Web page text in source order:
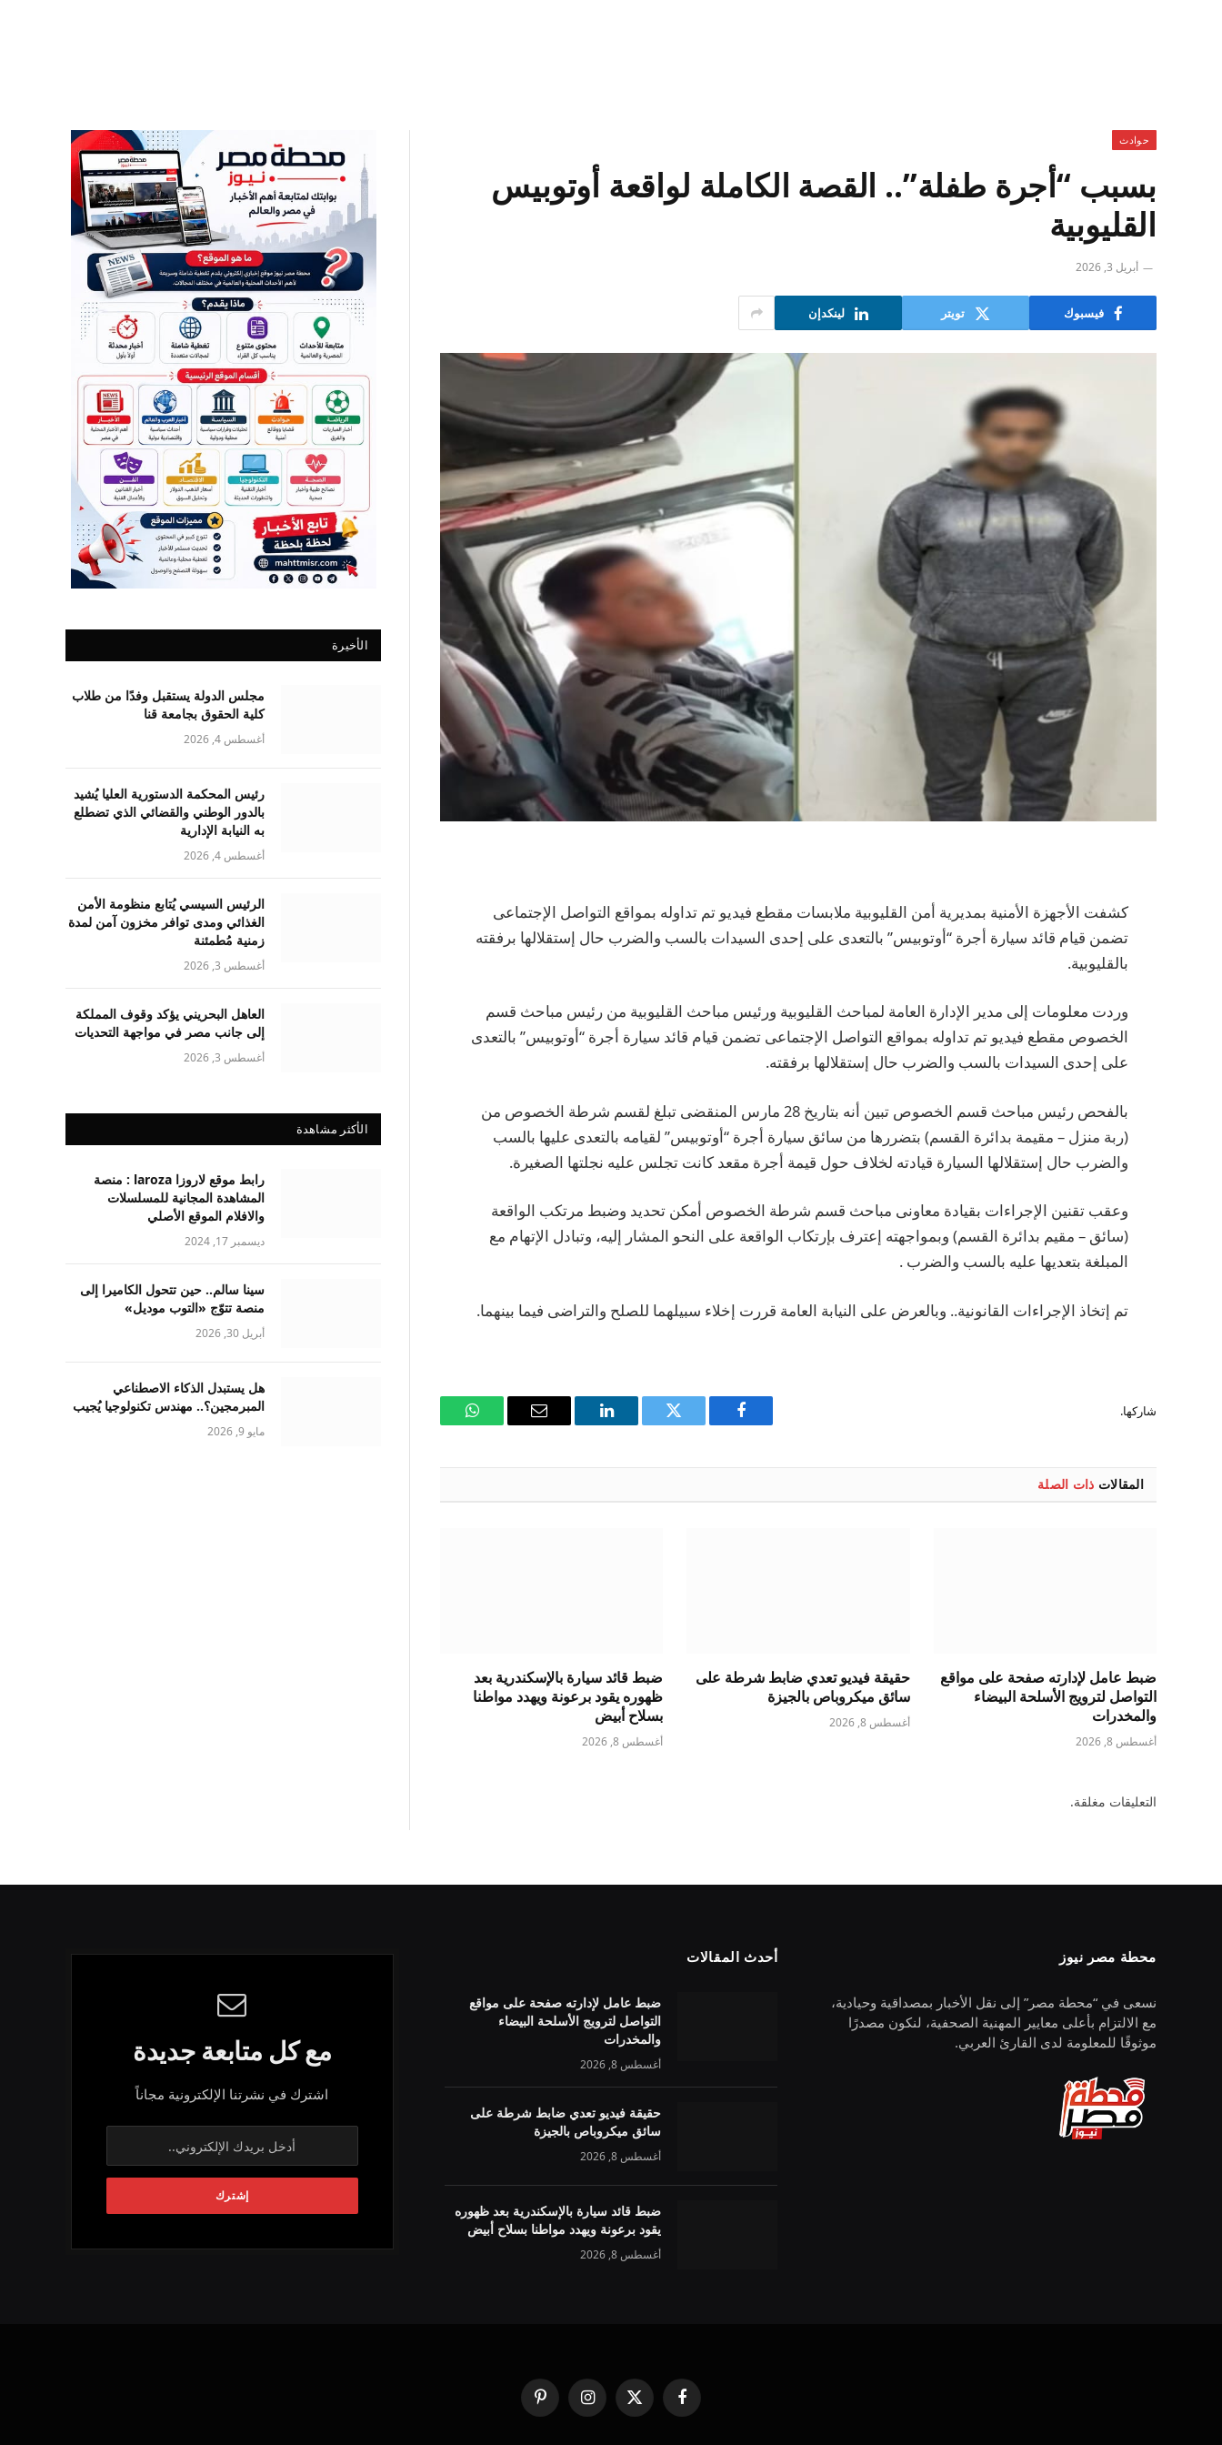
حوادث
بسبب “أجرة طفلة”.. القصة الكاملة لواقعة أوتوبيس
القليوبية
أبريل 3, 2026
فيسبوك تويتر لينكدإن
كشفت الأجهزة الأمنية بمديرية أمن القليوبية ملابسات مقطع فيديو تم تداوله بمواقع التواصل الإجتماعى
تضمن قيام قائد سيارة أجرة “أوتوبيس” بالتعدى على إحدى السيدات بالسب والضرب حال إستقلالها برفقته
بالقليوبية.
وردت معلومات إلى مدير الإدارة العامة لمباحث القليوبية ورئيس مباحث القليوبية من رئيس مباحث قسم
الخصوص مقطع فيديو تم تداوله بمواقع التواصل الإجتماعى تضمن قيام قائد سيارة أجرة “أوتوبيس” بالتعدى
على إحدى السيدات بالسب والضرب حال إستقلالها برفقته.
بالفحص رئيس مباحث قسم الخصوص تبين أنه بتاريخ 28 مارس المنقضى تبلغ لقسم شرطة الخصوص من
(ربة منزل – مقيمة بدائرة القسم) بتضررها من سائق سيارة أجرة “أوتوبيس” لقيامه بالتعدى عليها بالسب
والضرب حال إستقلالها السيارة قيادته لخلاف حول قيمة أجرة مقعد كانت تجلس عليه نجلتها الصغيرة.
وعقب تقنين الإجراءات بقيادة معاونى مباحث قسم شرطة الخصوص أمكن تحديد وضبط مرتكب الواقعة
(سائق – مقيم بدائرة القسم) وبمواجهته إعترف بإرتكاب الواقعة على النحو المشار إليه، وتبادل الإتهام مع
المبلغة بتعديها عليه بالسب والضرب .
تم إتخاذ الإجراءات القانونية.. وبالعرض على النيابة العامة قررت إخلاء سبيلهما للصلح والتراضى فيما بينهما.
شاركها.
فيسبوك
تويتر لينكدإن
البريد
واتساب
المقالات ذات الصلة
ضبط عامل لإدارته صفحة على مواقع
التواصل لترويج الأسلحة البيضاء
والمخدرات
أغسطس 8, 2026
حقيقة فيديو تعدي ضابط شرطة على
سائق ميكروباص بالجيزة
أغسطس 8, 2026
ضبط قائد سيارة بالإسكندرية بعد
ظهوره يقود برعونة ويهدد مواطنا
بسلاح أبيض
أغسطس 8, 2026
التعليقات مغلقة.
الأخيرة
مجلس الدولة يستقبل وفدًا من طلاب
كلية الحقوق بجامعة قنا
أغسطس 4, 2026
رئيس المحكمة الدستورية العليا يُشيد
بالدور الوطني والقضائي الذي تضطلع
به النيابة الإدارية
أغسطس 4, 2026
الرئيس السيسي يُتابع منظومة الأمن
الغذائي ومدى توافر مخزون آمن لمدة
زمنية مُطمئنة
أغسطس 3, 2026
العاهل البحريني يؤكد وقوف المملكة
إلى جانب مصر في مواجهة التحديات
أغسطس 3, 2026
الأكثر مشاهدة
رابط موقع لاروزا laroza : منصة
المشاهدة المجانية للمسلسلات
والافلام الموقع الأصلي
ديسمبر 17, 2024
سينا سالم.. حين تتحول الكاميرا إلى
منصة تتوّج «التوب موديل»
أبريل 30, 2026
هل يستبدل الذكاء الاصطناعي
المبرمجين؟.. مهندس تكنولوجيا يُجيب
مايو 9, 2026
محطة مصر نيوز
نسعى في “محطة مصر” إلى نقل الأخبار بمصداقية وحيادية،
مع الالتزام بأعلى معايير المهنية الصحفية، لنكون مصدرًا
موثوقًا للمعلومة لدى القارئ العربي.
أحدث المقالات
ضبط عامل لإدارته صفحة على مواقع
التواصل لترويج الأسلحة البيضاء
والمخدرات
أغسطس 8, 2026
حقيقة فيديو تعدي ضابط شرطة على
سائق ميكروباص بالجيزة
أغسطس 8, 2026
ضبط قائد سيارة بالإسكندرية بعد ظهوره
يقود برعونة ويهدد مواطنا بسلاح أبيض
أغسطس 8, 2026
مع كل متابعة جديدة
اشترك في نشرتنا الإلكترونية مجاناً
فيسبوك
X
(Twitter)
الانستغرامبينتيريست